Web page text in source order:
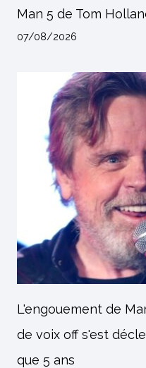
Man 5 de Tom
07/08/2026
L'engouement de
de voix off s'est
que 5 ans